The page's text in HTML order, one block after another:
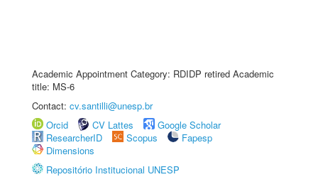
Academic Appointment Category: RDIDP retired Academic
title: MS-6
Contact: cv.santilli@unesp.br
Orcid
CV Lattes
Google Scholar
ResearcherID
Scopus
Fapesp
Dimensions
Repositório Institucional UNESP